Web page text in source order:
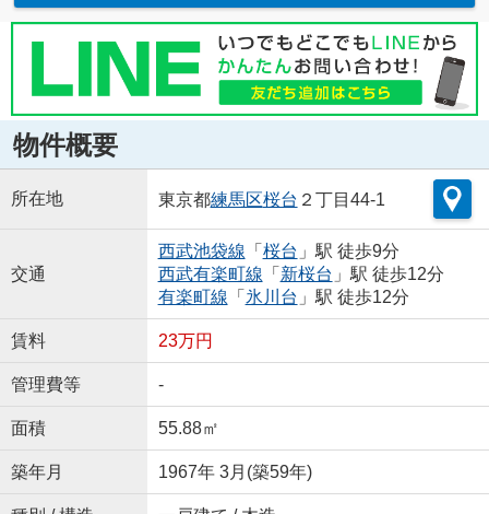
物件概要
所在地 東京都練馬区桜台 ２丁目44-1
交通
西武池袋線 「 桜台 」駅 徒歩9分
西武有楽町線 「 新桜台 」駅 徒歩12分
有楽町線 「 氷川台 」駅 徒歩12分
賃料 23万円
管理費等 -
面積 55.88㎡
築年月 1967年 3月(築59年)